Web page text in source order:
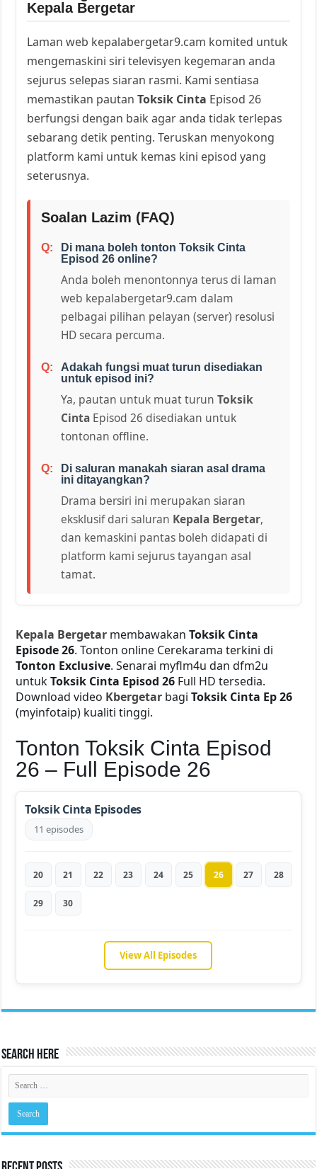
Kepala Bergetar
Laman web kepalabergetar9.cam komited untuk
mengemaskini siri televisyen kegemaran anda
sejurus selepas siaran rasmi. Kami sentiasa
memastikan pautanToksik Cinta Episod 26
berfungsi dengan baik agar anda tidak terlepas
sebarang detik penting. Teruskan menyokong
platform kami untuk kemas kini episod yang
seterusnya.
Soalan Lazim (FAQ)
Di mana boleh tonton Toksik Cinta
Episod 26 online?
Anda boleh menontonnya terus di laman
web kepalabergetar9.cam dalam
pelbagai pilihan pelayan (server) resolusi
HD secara percuma.
Adakah fungsi muat turun disediakan
untuk episod ini?
Ya, pautan untuk muat turunToksik
Cinta Episod 26 disediakan untuk
tontonan offline.
Di saluran manakah siaran asal drama
ini ditayangkan?
Drama bersiri ini merupakan siaran
eksklusif dari saluran Kepala Bergetar,
dan kemaskini pantas boleh didapati di
platform kami sejurus tayangan asal
tamat.
Kepala Bergetar membawakanToksik Cinta
Episode 26. Tonton online Cerekarama terkini di
Tonton Exclusive. Senarai myflm4u dan dfm2u
untukToksik Cinta Episod 26 Full HD tersedia.
Download video Kbergetar bagiToksik Cinta Ep 26
(myinfotaip) kualiti tinggi.
Tonton Toksik Cinta Episod
26 – Full Episode 26
Toksik Cinta Episodes
11 episodes
20 21 22 23 24 25 26 27 28
29 30
View All Episodes
Search Here